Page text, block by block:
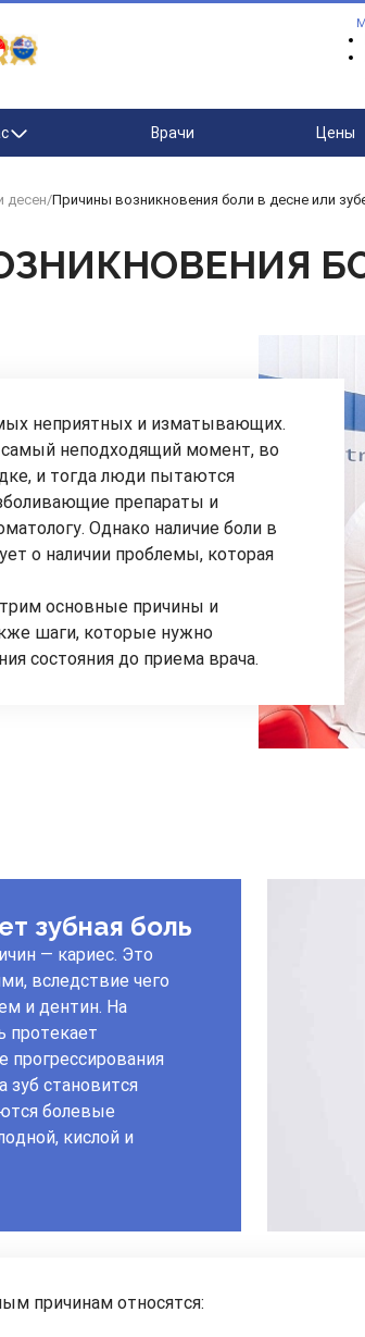
Врачи Цены
десен/Причины возникновения боли в десне или
неприятных и изматывающих.
неподходящий момент, во
и тогда люди пытаются
препараты и
Однако наличие боли в
о наличии проблемы, которая
основные причины и
шаги, которые нужно
состояния до приема врача.
зубная боль
— кариес. Это
вследствие чего
и дентин. На
протекает
прогрессирования
зуб становится
болевые
кислой и
причинам относятся: